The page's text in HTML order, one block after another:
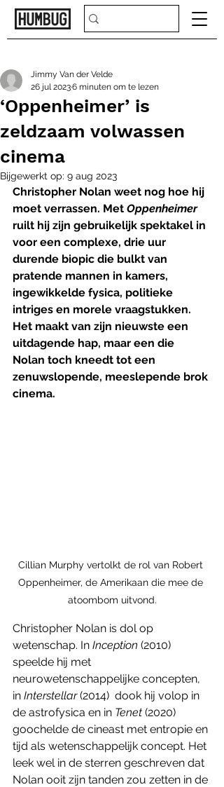
‘Oppenheimer’ is
zeldzaam volwassen
cinema
Jimmy Van der Velde
26 jul 20236 minuten om te lezen
Bijgewerkt op: 9 aug 2023
Christopher Nolan weet nog hoe hij
moet verrassen. Met Oppenheimer
ruilt hij zijn gebruikelijk spektakel in
voor een complexe, drie uur
durende biopic die bulkt van
pratende mannen in kamers,
ingewikkelde fysica, politieke
intriges en morele vraagstukken.
Het maakt van zijn nieuwste een
uitdagende hap, maar een die
Nolan toch kneedt tot een
zenuwslopende, meeslepende brok
cinema.
Cillian Murphy vertolkt de rol van Robert
Oppenheimer, de Amerikaan die mee de
atoombom uitvond.
Christopher Nolan is dol op
wetenschap. In Inception (2010)
speelde hij met
neurowetenschappelijke concepten,
in Interstellar (2014)  dook hij volop in
de astrofysica en in Tenet (2020)
goochelde de cineast met entropie en
tijd als wetenschappelijk concept. Het
leek wel in de sterren geschreven dat
Nolan ooit zijn tanden zou zetten in de